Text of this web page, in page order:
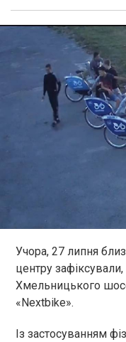
Учора, 27 липня
центру
Хмельницького
«Nextbike».
Із застосуванням